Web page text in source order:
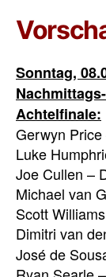
Sonntag,
Achtelfinale:
Gerwyn
Luke
Joe Cullen –
Michael van
Scott
Dimitri van
José de